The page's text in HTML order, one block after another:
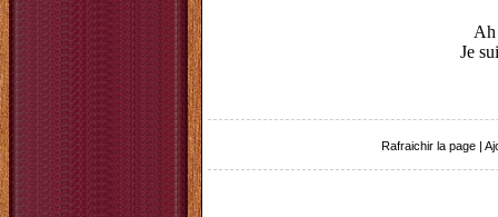
Ah
Je
Rafraichir la page |